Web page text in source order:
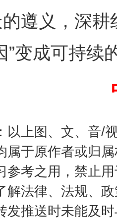
遵义，深
”变成可持续
以上图、文、音/
属于原作者或归
参考之用，禁止
解法律、法规、
发推送时未能及